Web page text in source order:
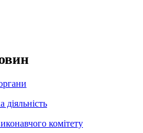
діяльність
комітету